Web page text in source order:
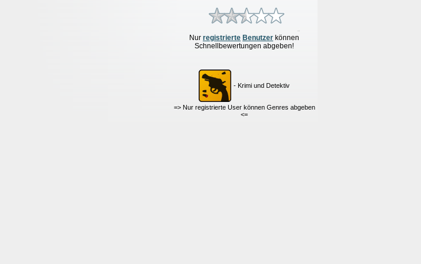
Nur registrierte Benutzer können
Schnellbewertungen abgeben!
- Krimi und Detektiv
=> Nur registrierte User können Genres abgeben
<=